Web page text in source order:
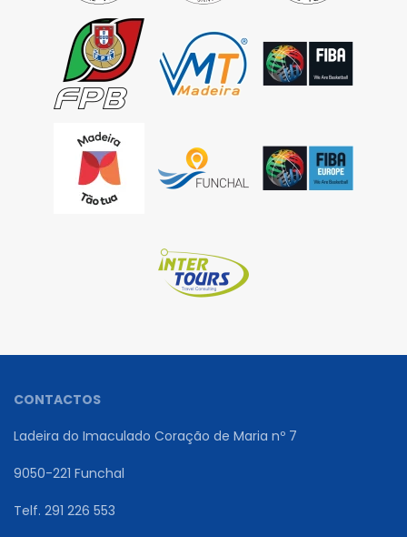
CONTACTOS
Ladeira do Imaculado Coração de Maria nº 7
9050-221 Funchal
Telf. 291 226 553